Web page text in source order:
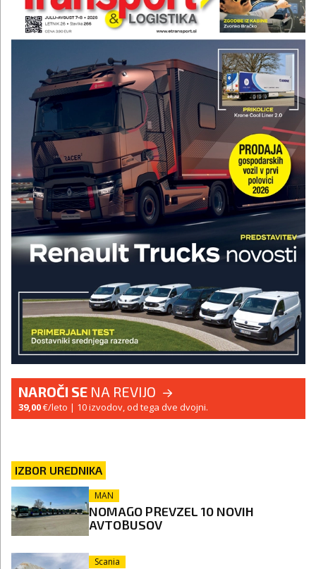
NAROČI SE NA REVIJO
39,00€/leto | 10 izvodov, od tega dve dvojni.
IZBOR UREDNIKA
MAN
NOMAGO PREVZEL 10 NOVIH
AVTOBUSOV
Scania